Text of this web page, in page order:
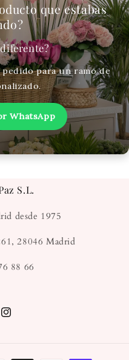
que estabas
para un ramo de
WhatsApp
S.L.
desde 1975
28046 Madrid
88 66
Instagram